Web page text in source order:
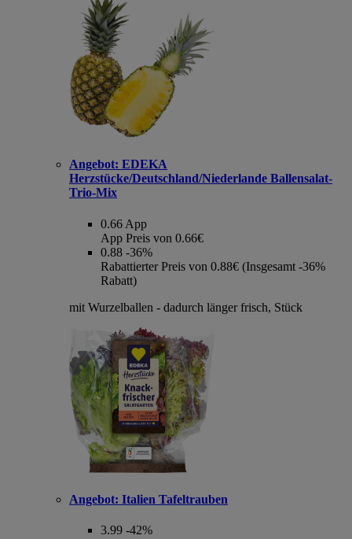
Angebot: EDEKA
Herzstücke/Deutschland/Niederlande Ballensalat-
Trio-Mix
0.66 App
App Preis von 0.66€
0.88 -36%
Rabattierter Preis von 0.88€ (Insgesamt -36%
Rabatt)
mit Wurzelballen - dadurch länger frisch, Stück
Angebot: Italien Tafeltrauben
3.99 -42%